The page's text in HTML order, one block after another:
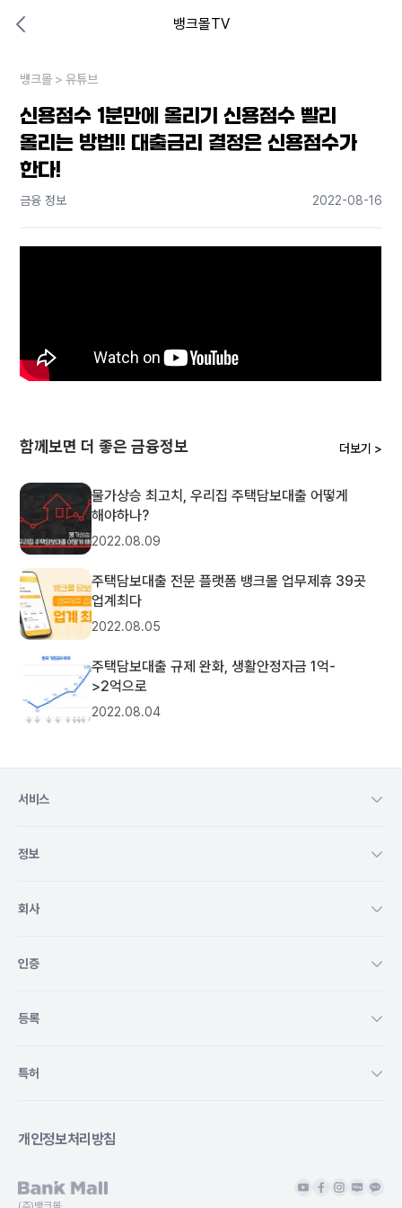
뱅크몰TV
내 상황엔 어떤 방법이 있을까?
뱅크몰 >유튜브
신용점수 1분만에 올리기 신용점수 빨리
올리는 방법!! 대출금리 결정은 신용점수가
한다!
금융 정보 2022-08-16
함께보면 더 좋은 금융정보 더보기 >
물가상승 최고치, 우리집 주택담보대출 어떻게
해야하나?
2022.08.09
주택담보대출 전문 플랫폼 뱅크몰 업무제휴 39곳
업계최다
2022.08.05
주택담보대출 규제 완화, 생활안정자금 1억-
>2억으로
2022.08.04
서비스
정보
회사
인증
등록
특허
개인정보처리방침